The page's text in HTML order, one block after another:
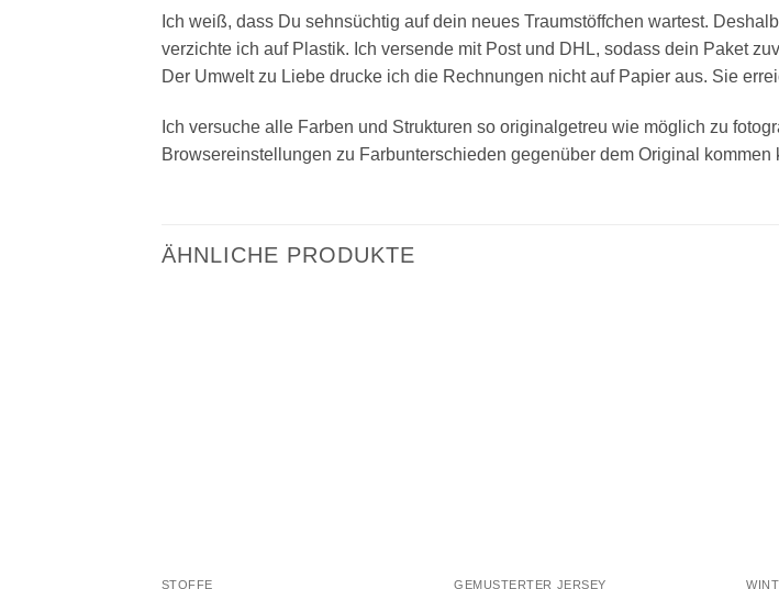
Ich weiß, dass Du sehnsüchtig auf dein neues Traumstöffchen wartest.
verzichte ich auf Plastik. Ich versende mit Post und DHL, sodass dein Paket
Der Umwelt zu Liebe drucke ich die Rechnungen nicht auf Papier aus. Sie
Ich versuche alle Farben und Strukturen so originalgetreu wie möglich zu
Browsereinstellungen zu Farbunterschieden gegenüber dem Original kommen
ÄHNLICHE PRODUKTE
STOFFE GEMUSTERTER JERSEY